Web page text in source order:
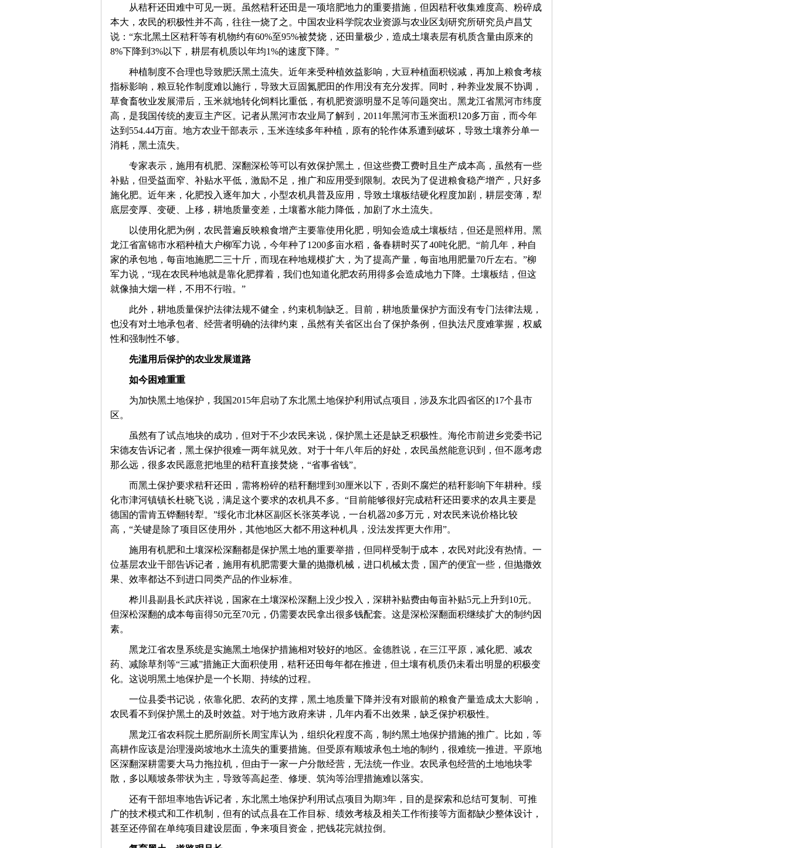
从秸秆还田难中可见一斑。虽然秸秆还田是一项培肥地力的重要措施，但因秸秆收集难度高、粉碎成
本大，农民的积极性并不高，往往一烧了之。中国农业科学院农业资源与农业区划研究所研究员卢昌艾
说：“东北黑土区秸秆等有机物约有60%至95%被焚烧，还田量极少，造成土壤表层有机质含量由原来的
8%下降到3%以下，耕层有机质以年均1%的速度下降。”
种植制度不合理也导致肥沃黑土流失。近年来受种植效益影响，大豆种植面积锐减，再加上粮食考核
指标影响，粮豆轮作制度难以施行，导致大豆固氮肥田的作用没有充分发挥。同时，种养业发展不协调，
草食畜牧业发展滞后，玉米就地转化饲料比重低，有机肥资源明显不足等问题突出。黑龙江省黑河市纬度
高，是我国传统的麦豆主产区。记者从黑河市农业局了解到，2011年黑河市玉米面积120多万亩，而今年
达到554.44万亩。地方农业干部表示，玉米连续多年种植，原有的轮作体系遭到破坏，导致土壤养分单一
消耗，黑土流失。
专家表示，施用有机肥、深翻深松等可以有效保护黑土，但这些费工费时且生产成本高，虽然有一些
补贴，但受益面窄、补贴水平低，激励不足，推广和应用受到限制。农民为了促进粮食稳产增产，只好多
施化肥。近年来，化肥投入逐年加大，小型农机具普及应用，导致土壤板结硬化程度加剧，耕层变薄，犁
底层变厚、变硬、上移，耕地质量变差，土壤蓄水能力降低，加剧了水土流失。
以使用化肥为例，农民普遍反映粮食增产主要靠使用化肥，明知会造成土壤板结，但还是照样用。黑
龙江省富锦市水稻种植大户柳军力说，今年种了1200多亩水稻，备春耕时买了40吨化肥。“前几年，种自
家的承包地，每亩地施肥二三十斤，而现在种地规模扩大，为了提高产量，每亩地用肥量70斤左右。”柳
军力说，“现在农民种地就是靠化肥撑着，我们也知道化肥农药用得多会造成地力下降。土壤板结，但这
就像抽大烟一样，不用不行啦。”
此外，耕地质量保护法律法规不健全，约束机制缺乏。目前，耕地质量保护方面没有专门法律法规，
也没有对土地承包者、经营者明确的法律约束，虽然有关省区出台了保护条例，但执法尺度难掌握，权威
性和强制性不够。
先滥用后保护的农业发展道路
如今困难重重
为加快黑土地保护，我国2015年启动了东北黑土地保护利用试点项目，涉及东北四省区的17个县市
区。
虽然有了试点地块的成功，但对于不少农民来说，保护黑土还是缺乏积极性。海伦市前进乡党委书记
宋德友告诉记者，黑土保护很难一两年就见效。对于十年八年后的好处，农民虽然能意识到，但不愿考虑
那么远，很多农民愿意把地里的秸秆直接焚烧，“省事省钱”。
而黑土保护要求秸秆还田，需将粉碎的秸秆翻埋到30厘米以下，否则不腐烂的秸秆影响下年耕种。绥
化市津河镇镇长杜晓飞说，满足这个要求的农机具不多。“目前能够很好完成秸秆还田要求的农具主要是
德国的雷肯五铧翻转犁。”绥化市北林区副区长张英孝说，一台机器20多万元，对农民来说价格比较
高，“关键是除了项目区使用外，其他地区大都不用这种机具，没法发挥更大作用”。
施用有机肥和土壤深松深翻都是保护黑土地的重要举措，但同样受制于成本，农民对此没有热情。一
位基层农业干部告诉记者，施用有机肥需要大量的抛撒机械，进口机械太贵，国产的便宜一些，但抛撒效
果、效率都达不到进口同类产品的作业标准。
桦川县副县长武庆祥说，国家在土壤深松深翻上没少投入，深耕补贴费由每亩补贴5元上升到10元。
但深松深翻的成本每亩得50元至70元，仍需要农民拿出很多钱配套。这是深松深翻面积继续扩大的制约因
素。
黑龙江省农垦系统是实施黑土地保护措施相对较好的地区。金德胜说，在三江平原，减化肥、减农
药、减除草剂等“三减”措施正大面积使用，秸秆还田每年都在推进，但土壤有机质仍未看出明显的积极变
化。这说明黑土地保护是一个长期、持续的过程。
一位县委书记说，依靠化肥、农药的支撑，黑土地质量下降并没有对眼前的粮食产量造成太大影响，
农民看不到保护黑土的及时效益。对于地方政府来讲，几年内看不出效果，缺乏保护积极性。
黑龙江省农科院土肥所副所长周宝库认为，组织化程度不高，制约黑土地保护措施的推广。比如，等
高耕作应该是治理漫岗坡地水土流失的重要措施。但受原有顺坡承包土地的制约，很难统一推进。平原地
区深翻深耕需要大马力拖拉机，但由于一家一户分散经营，无法统一作业。农民承包经营的土地地块零
散，多以顺坡条带状为主，导致等高起垄、修埂、筑沟等治理措施难以落实。
还有干部坦率地告诉记者，东北黑土地保护利用试点项目为期3年，目的是探索和总结可复制、可推
广的技术模式和工作机制，但有的试点县在工作目标、绩效考核及相关工作衔接等方面都缺少整体设计，
甚至还停留在单纯项目建设层面，争来项目资金，把钱花完就拉倒。